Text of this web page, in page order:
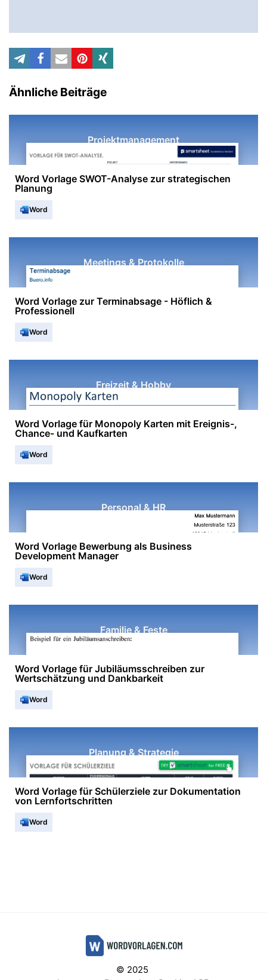
Ähnliche Beiträge
Projektmanagement
Word Vorlage SWOT-Analyse zur strategischen
Planung
Word
Meetings & Protokolle
Word Vorlage zur Terminabsage - Höflich &
Professionell
Word
Freizeit & Hobby
Word Vorlage für Monopoly Karten mit Ereignis-,
Chance- und Kaufkarten
Word
Personal & HR
Word Vorlage Bewerbung als Business
Development Manager
Word
Familie & Feste
Word Vorlage für Jubiläumsschreiben zur
Wertschätzung und Dankbarkeit
Word
Planung & Strategie
Word Vorlage für Schülerziele zur Dokumentation
von Lernfortschritten
Word
© 2025